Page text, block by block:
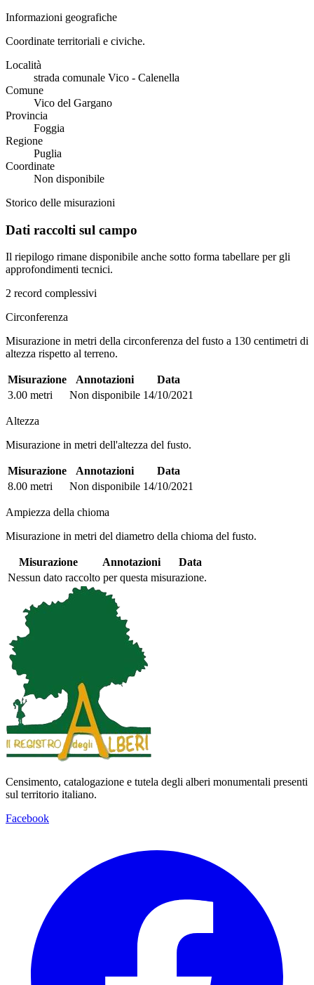
Informazioni geografiche
Coordinate territoriali e civiche.
Località
strada comunale Vico - Calenella
Comune
Vico del Gargano
Provincia
Foggia
Regione
Puglia
Coordinate
Non disponibile
Storico delle misurazioni
Dati raccolti sul campo
Il riepilogo rimane disponibile anche sotto forma tabellare per gli
approfondimenti tecnici.
2 record complessivi
Circonferenza
Misurazione in metri della circonferenza del fusto a 130 centimetri di
altezza rispetto al terreno.
Misurazione Annotazioni
Data
3.00 metri
Non disponibile 14/10/2021
Altezza
Misurazione in metri dell'altezza del fusto.
Misurazione Annotazioni
Data
8.00 metri
Non disponibile 14/10/2021
Ampiezza della chioma
Misurazione in metri del diametro della chioma del fusto.
Misurazione Annotazioni
Data
Nessun dato raccolto per questa misurazione.
Censimento, catalogazione e tutela degli alberi monumentali presenti
sul territorio italiano.
Facebook